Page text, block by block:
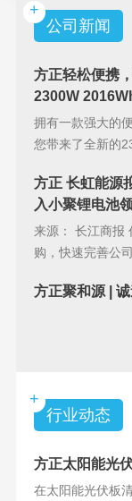
+
公司新闻
方正轻松便携
2300W
拥有一款强大的
您带来了全新的
方正 长虹能源
入小聚锂电池
来源： 长江商报
购，快速完善
方正聚和源 |
+
行业动态
方正太阳能光
在太阳能光伏板